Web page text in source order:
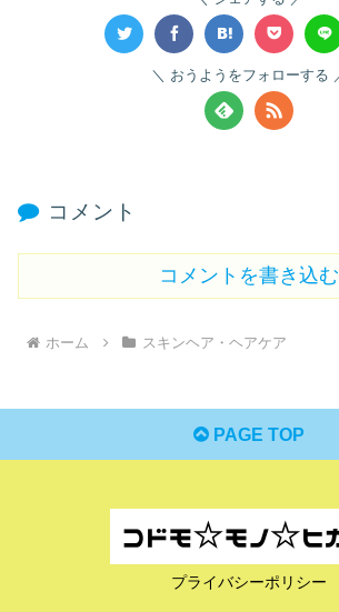
おうようをフォローする
コメント
コメントを書き込む
ホーム スキンヘア・ヘアケア
PAGE TOP
プライバシーポリシー